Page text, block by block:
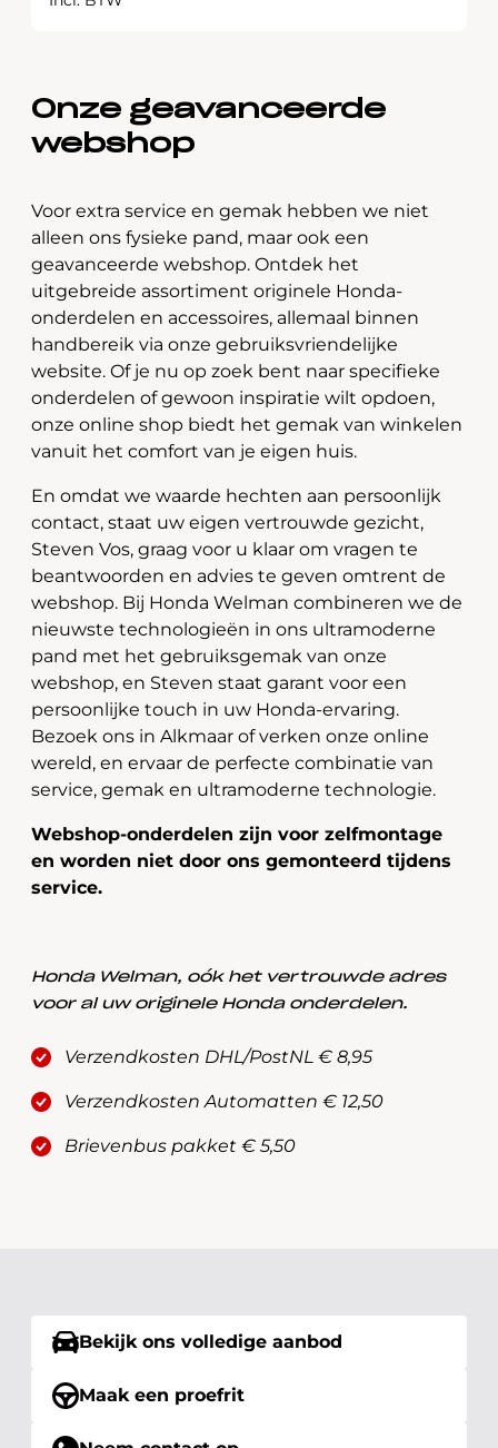
Onze geavanceerde
webshop
Voor extra service en gemak hebben we niet
alleen ons fysieke pand, maar ook een
geavanceerde webshop. Ontdek het
uitgebreide assortiment originele Honda-
onderdelen en accessoires, allemaal binnen
handbereik via onze gebruiksvriendelijke
website. Of je nu op zoek bent naar specifieke
onderdelen of gewoon inspiratie wilt opdoen,
onze online shop biedt het gemak van winkelen
vanuit het comfort van je eigen huis.
En omdat we waarde hechten aan persoonlijk
contact, staat uw eigen vertrouwde gezicht,
Steven Vos, graag voor u klaar om vragen te
beantwoorden en advies te geven omtrent de
webshop. Bij Honda Welman combineren we de
nieuwste technologieën in ons ultramoderne
pand met het gebruiksgemak van onze
webshop, en Steven staat garant voor een
persoonlijke touch in uw Honda-ervaring.
Bezoek ons in Alkmaar of verken onze online
wereld, en ervaar de perfecte combinatie van
service, gemak en ultramoderne technologie.
Webshop-onderdelen zijn voor zelfmontage
en worden niet door ons gemonteerd tijdens
service.
Honda Welman, oók het vertrouwde adres
voor al uw originele Honda onderdelen.
Verzendkosten DHL/PostNL € 8,95
Verzendkosten Automatten € 12,50
Brievenbus pakket € 5,50
Bekijk ons volledige aanbod
Maak een proefrit